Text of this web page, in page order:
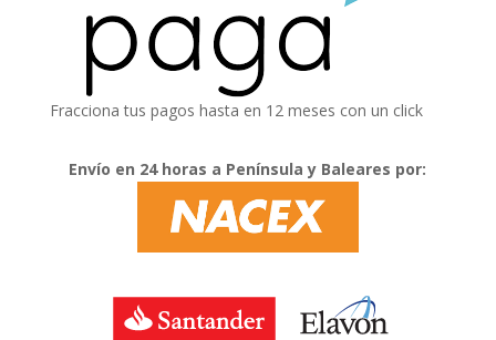
Fracciona tus pagos hasta en 12 meses con un click
Envío en 24 horas a Península y Baleares por: